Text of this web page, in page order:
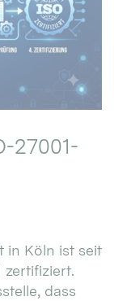
27001-
in Köln ist seit
zertifiziert.
dass